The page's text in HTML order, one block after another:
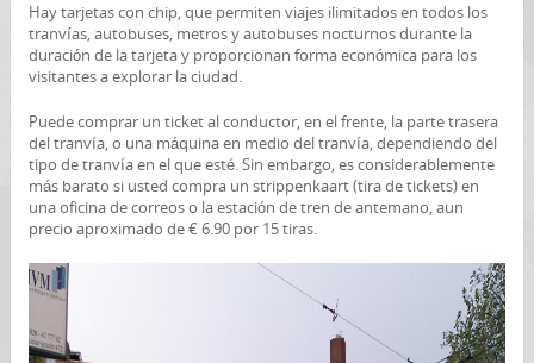
Hay tarjetas con chip, que permiten viajes ilimitados en todos los
tranvías, autobuses, metros y autobuses nocturnos durante la
duración de la tarjeta y proporcionan forma económica para los
visitantes a explorar la ciudad.
Puede comprar un ticket al conductor, en el frente, la parte trasera
del tranvía, o una máquina en medio del tranvía, dependiendo del
tipo de tranvía en el que esté. Sin embargo, es considerablemente
más barato si usted compra un strippenkaart (tira de tickets) en
una oficina de correos o la estación de tren de antemano, aun
precio aproximado de € 6.90 por 15 tiras.